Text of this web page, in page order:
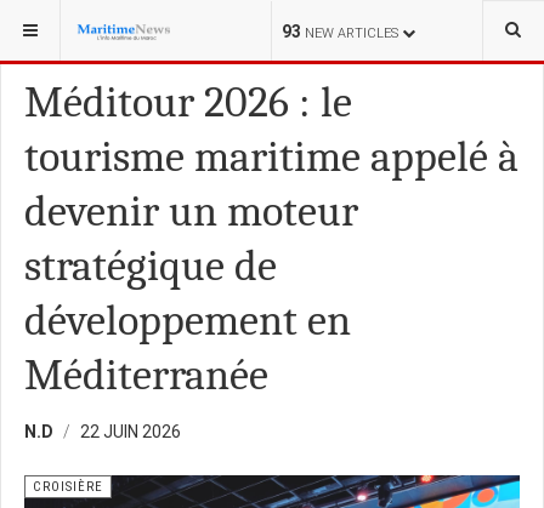
93 NEW ARTICLES
VOUS ÊTES ICI :
Méditour 2026 : le
tourisme maritime appelé à
devenir un moteur
stratégique de
développement en
Méditerranée
N.D 22 JUIN 2026
CROISIÈRE